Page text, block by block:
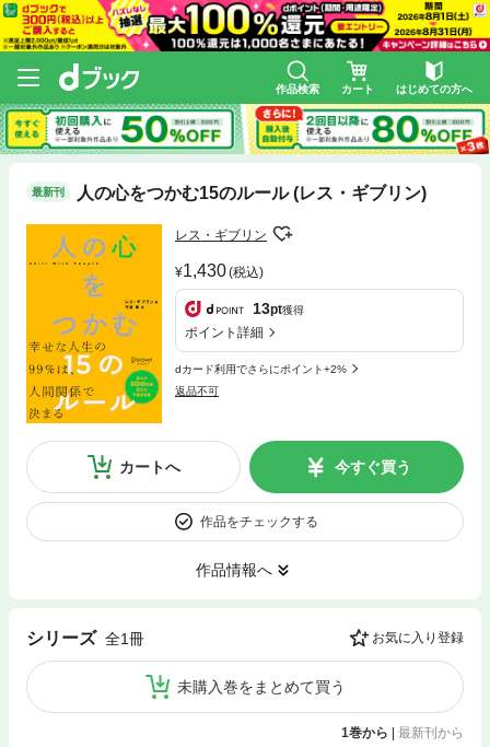
作品検索 カート はじめての方へ
最新刊 人の心をつかむ15のルール (レス・ギブリン)
レス・ギブリン
1,430(税込)
13pt獲得
ポイント詳細
dカード利用でさらにポイント+2%
返品不可
カートへ 今すぐ買う
作品をチェックする
作品情報へ
シリーズ 全1冊 お気に入り登録
未購入巻をまとめて買う
1巻から | 最新刊から